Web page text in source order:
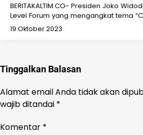
BERITAKALTIM.CO- Presiden Joko
Level Forum yang mengangkat tema
19 Oktober 2023
Tinggalkan Balasan
Alamat email Anda tidak akan
wajib ditandai *
Komentar *